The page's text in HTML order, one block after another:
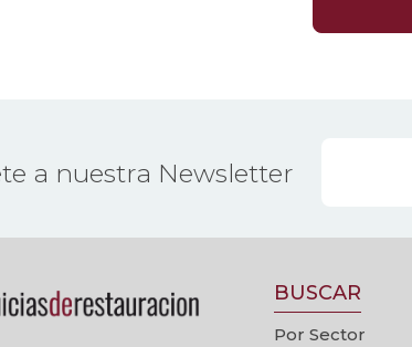
a nuestra Newsletter
BUSCAR
Por Sector